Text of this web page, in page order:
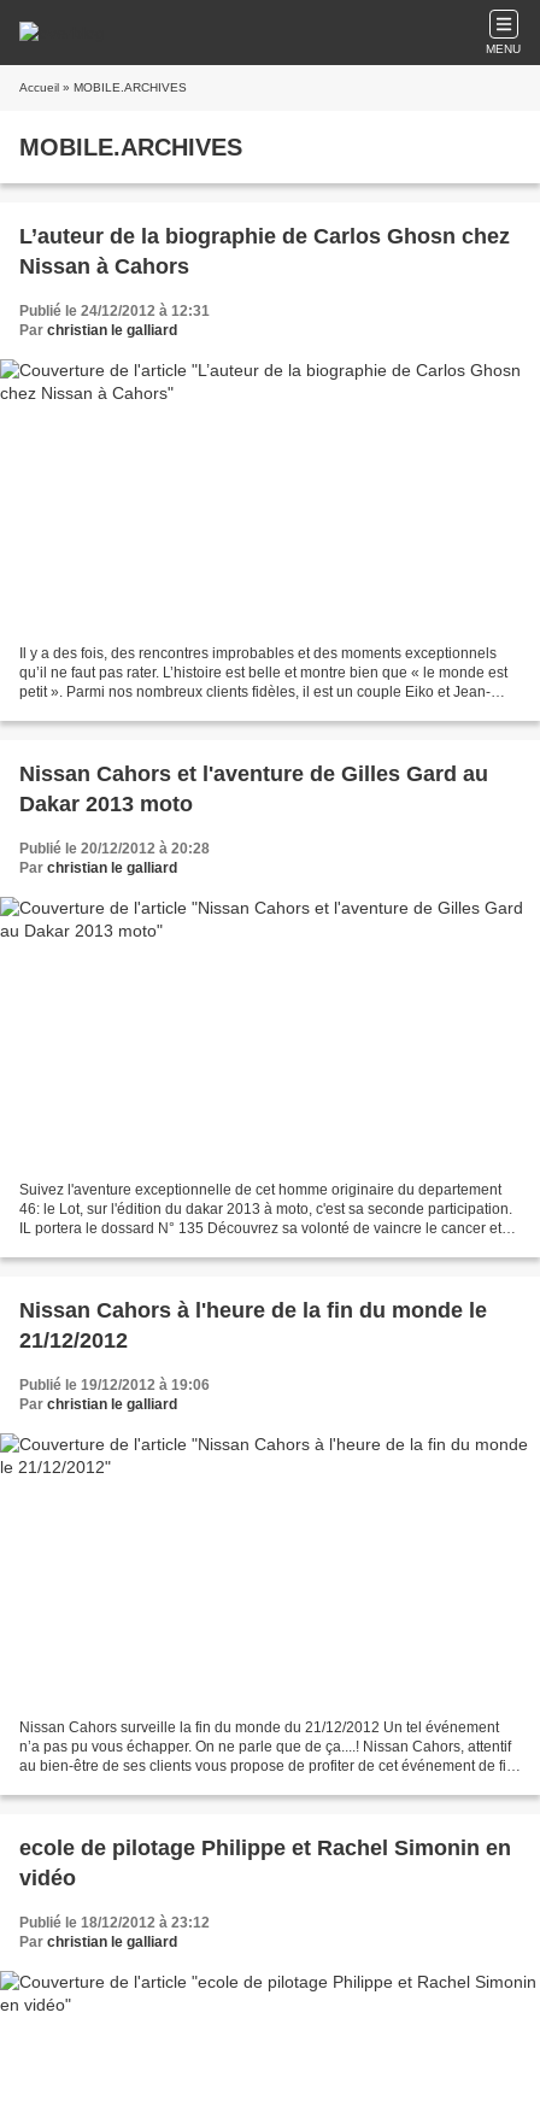
MENU
Accueil » MOBILE.ARCHIVES
MOBILE.ARCHIVES
L’auteur de la biographie de Carlos Ghosn chez
Nissan à Cahors
Publié le 24/12/2012 à 12:31
Par christian le galliard
Il y a des fois, des rencontres improbables et des moments exceptionnels
qu’il ne faut pas rater. L’histoire est belle et montre bien que « le monde est
petit ». Parmi nos nombreux clients fidèles, il est un couple Eiko et Jean-
Nissan Cahors et l'aventure de Gilles Gard au
Dakar 2013 moto
Publié le 20/12/2012 à 20:28
Par christian le galliard
Suivez l'aventure exceptionnelle de cet homme originaire du departement
46: le Lot, sur l'édition du dakar 2013 à moto, c'est sa seconde participation.
IL portera le dossard N° 135 Découvrez sa volonté de vaincre le cancer et
Nissan Cahors à l'heure de la fin du monde le
21/12/2012
Publié le 19/12/2012 à 19:06
Par christian le galliard
Nissan Cahors surveille la fin du monde du 21/12/2012 Un tel événement
n’a pas pu vous échapper. On ne parle que de ça....! Nissan Cahors, attentif
au bien-être de ses clients vous propose de profiter de cet événement de fin
ecole de pilotage Philippe et Rachel Simonin en
vidéo
Publié le 18/12/2012 à 23:12
Par christian le galliard